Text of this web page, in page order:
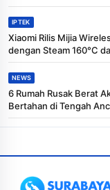
IPTEK
Xiaomi Rilis Mijia
dengan Steam 160°C
NEWS
6 Rumah Rusak Berat
Bertahan di Tengah